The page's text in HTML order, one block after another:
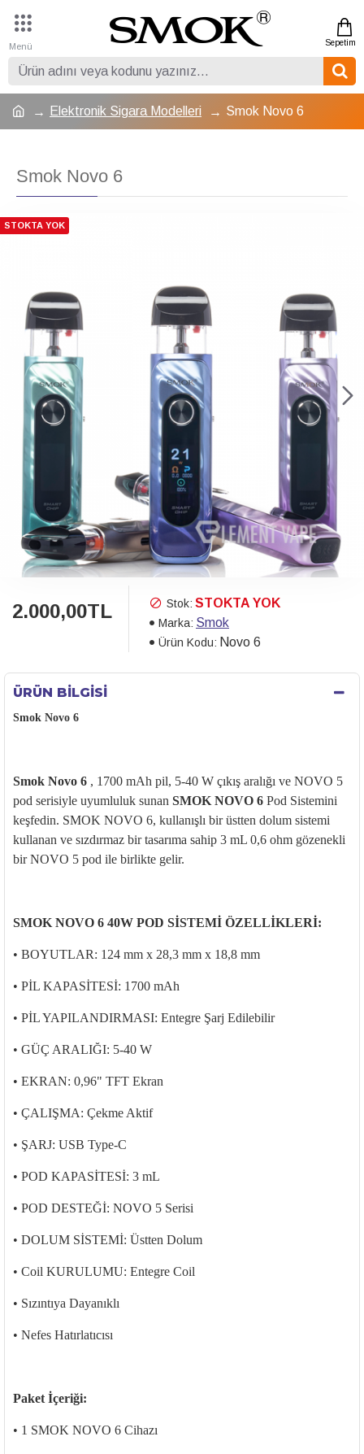
Elektronik Sigara Modelleri Smok Novo 6
Smok Novo 6
STOKTA YOK
2.000,00TL Stok: STOKTA YOK
Marka: Smok
Ürün Kodu: Novo 6
ÜRÜN BILGISI
Smok Novo 6
Smok Novo 6 , 1700 mAh pil, 5-40 W çıkış aralığı ve NOVO 5
pod serisiyle uyumluluk sunan SMOK NOVO 6 Pod Sistemini
keşfedin. SMOK NOVO 6, kullanışlı bir üstten dolum sistemi
kullanan ve sızdırmaz bir tasarıma sahip 3 mL 0,6 ohm gözenekli
bir NOVO 5 pod ile birlikte gelir.
SMOK NOVO 6 40W POD SİSTEMİ ÖZELLİKLERİ:
• BOYUTLAR: 124 mm x 28,3 mm x 18,8 mm
• PİL KAPASİTESİ: 1700 mAh
• PİL YAPILANDIRMASI: Entegre Şarj Edilebilir
• GÜÇ ARALIĞI: 5-40 W
• EKRAN: 0,96" TFT Ekran
• ÇALIŞMA: Çekme Aktif
• ŞARJ: USB Type-C
• POD KAPASİTESİ: 3 mL
• POD DESTEĞİ: NOVO 5 Serisi
• DOLUM SİSTEMİ: Üstten Dolum
• Coil KURULUMU: Entegre Coil
• Sızıntıya Dayanıklı
• Nefes Hatırlatıcısı
Paket İçeriği:
• 1 SMOK NOVO 6 Cihazı